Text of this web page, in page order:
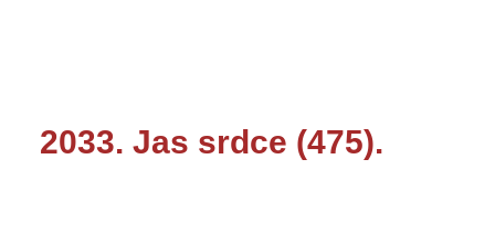
2033. Jas srdce (475).